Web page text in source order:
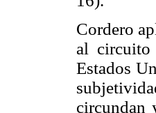
Cordero
al circuito
Estados
circundan